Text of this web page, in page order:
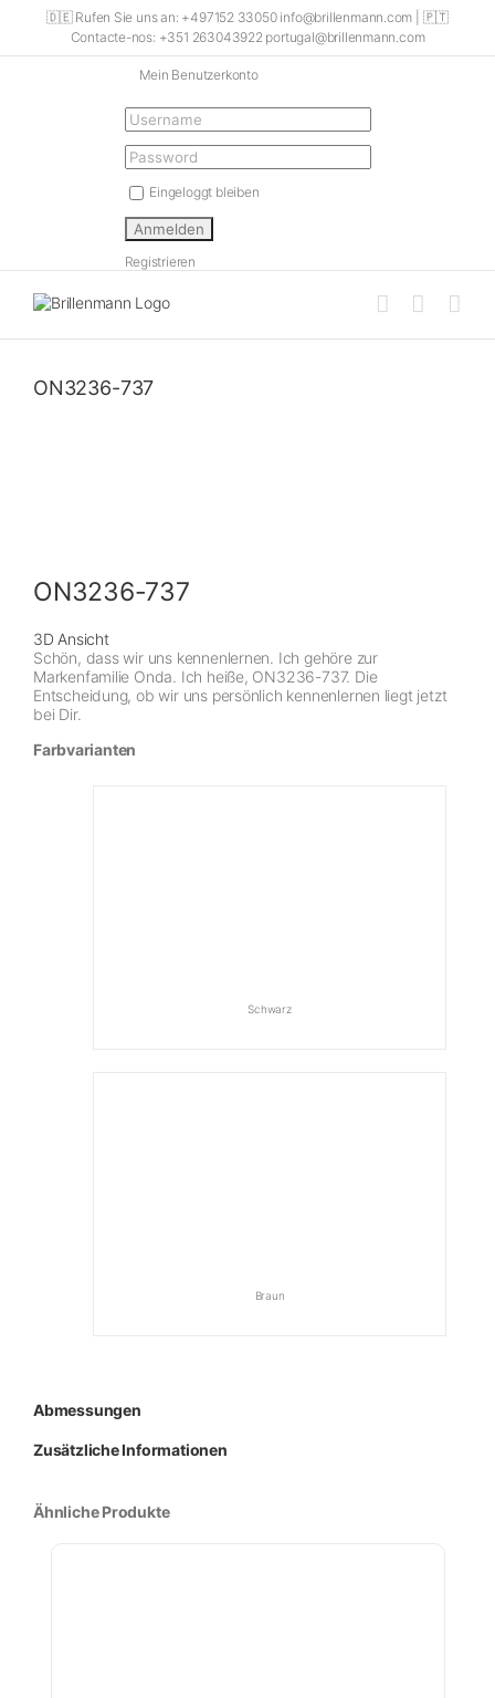
🇩🇪 Rufen Sie uns an: +497152 33050 info@brillenmann.com | 🇵🇹
Contacte-nos: +351 263043922 portugal@brillenmann.com
Mein Benutzerkonto
Eingeloggt bleiben
Registrieren
ON3236-737
ON3236-737
3D Ansicht
Schön, dass wir uns kennenlernen. Ich gehöre zur
Markenfamilie Onda. Ich heiße, ON3236-737. Die
Entscheidung, ob wir uns persönlich kennenlernen liegt jetzt
bei Dir.
Farbvarianten
Schwarz
Braun
Abmessungen
Zusätzliche Informationen
Ähnliche Produkte